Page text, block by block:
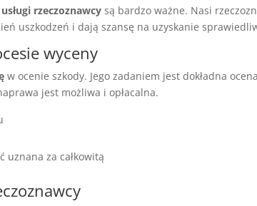
usługi rzeczoznawcy są bardzo ważne. Nasi
uszkodzeń i dają szansę na uzyskanie
wyceny
w ocenie szkody. Jego zadaniem jest dokładna
jest możliwa i opłacalna.
uznana za całkowitą